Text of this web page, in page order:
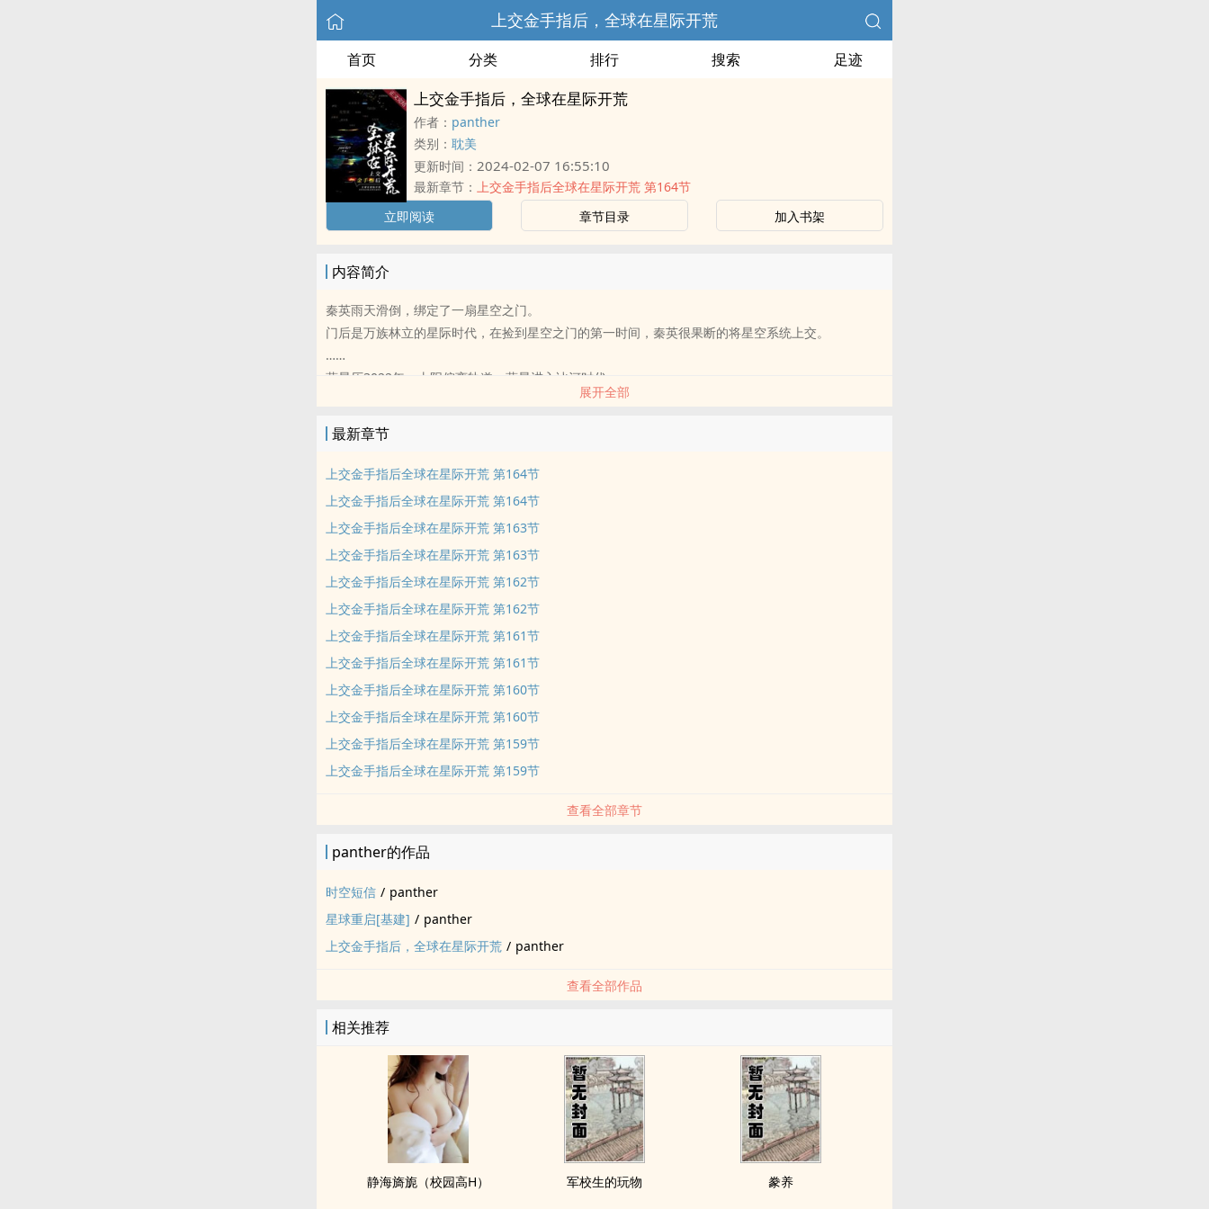
上交金手指后，全球在星际开荒
首页 分类 排行 搜索 足迹
上交金手指后，全球在星际开荒
作者： panther
类别： 耽美
更新时间： 2024-02-07 16:55:10
最新章节： 上交金手指后全球在星际开荒 第164节
立即阅读
章节目录 加入书架
内容简介
秦英雨天滑倒，绑定了一扇星空之门。
门后是万族林立的星际时代，在捡到星空之门的第一时间，秦英很果断的将星空系统上交。
……
蓝星历3022年，太阳偏离轨道，蓝星进入冰河时代。
展开全部
最新章节
上交金手指后全球在星际开荒 第164节
上交金手指后全球在星际开荒 第164节
上交金手指后全球在星际开荒 第163节
上交金手指后全球在星际开荒 第163节
上交金手指后全球在星际开荒 第162节
上交金手指后全球在星际开荒 第162节
上交金手指后全球在星际开荒 第161节
上交金手指后全球在星际开荒 第161节
上交金手指后全球在星际开荒 第160节
上交金手指后全球在星际开荒 第160节
上交金手指后全球在星际开荒 第159节
上交金手指后全球在星际开荒 第159节
查看全部章节
panther的作品
时空短信 / panther
星球重启[基建] / panther
上交金手指后，全球在星际开荒 / panther
查看全部作品
相关推荐
静海旖旎（校园高H） 军校生的玩物 豢养